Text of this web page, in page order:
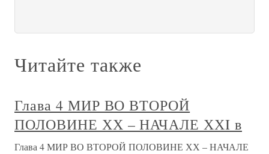
Читайте также
Глава 4 МИР ВО ВТОРОЙ
ПОЛОВИНЕ ХХ – НАЧАЛЕ ХХI в
Глава 4 МИР ВО ВТОРОЙ ПОЛОВИНЕ ХХ – НАЧАЛЕ